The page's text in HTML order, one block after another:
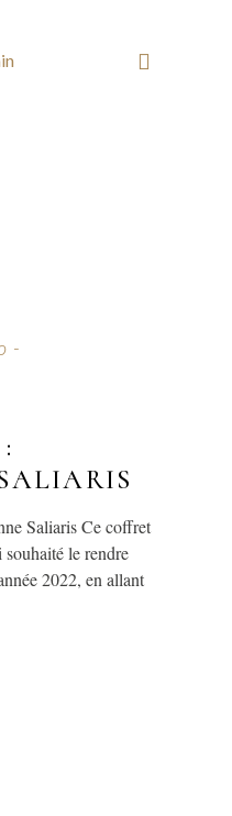
Saliaris Ce coffret
souhaité le rendre
2022, en allant